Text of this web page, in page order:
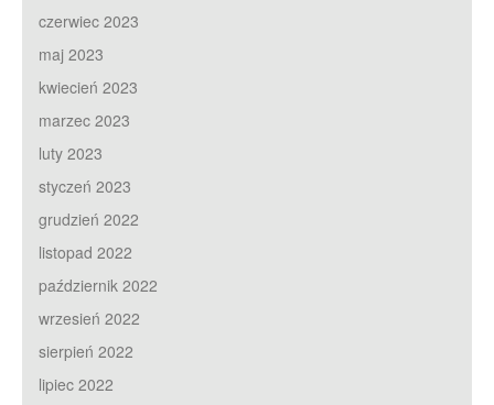
czerwiec 2023
maj 2023
kwiecień 2023
marzec 2023
luty 2023
styczeń 2023
grudzień 2022
listopad 2022
październik 2022
wrzesień 2022
sierpień 2022
lipiec 2022